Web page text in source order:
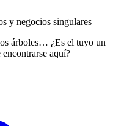
y negocios singulares
árboles… ¿Es el tuyo un
aquí?